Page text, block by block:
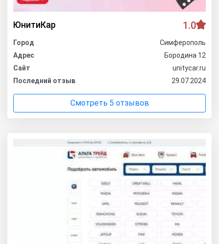
ЮнитиКар 1.0
Город
Симферополь
Адрес
Бородина 12
Сайт
unitycar.ru
Последний отзыв
29.07.2024
Смотреть 5 отзывов